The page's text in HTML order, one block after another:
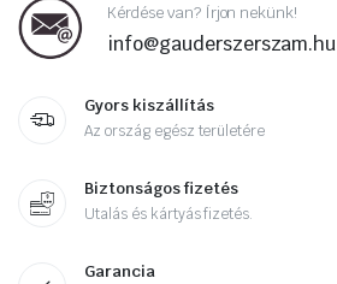
Kérdése van? Írjon nekünk!
info@gauderszerszam.hu
Gyors kiszállítás
Az ország egész területére
Biztonságos fizetés
Utalás és kártyás fizetés.
Garancia